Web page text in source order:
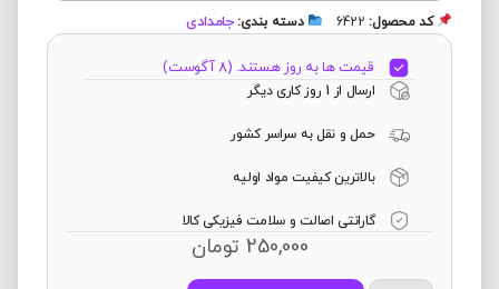
کد محصول: 6422 دسته بندی: جامدادی
قیمت ها به روز هستند. (8 آگوست)
ارسال از 1 روز کاری دیگر
حمل و نقل به سراسر کشور
بالاترین کیفیت مواد اولیه
گارانتی اصالت و سلامت فیزیکی کالا
250,000 تومان